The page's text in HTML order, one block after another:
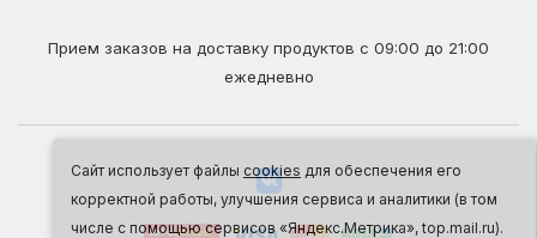
Сайт использует файлы cookies для обеспечения его
корректной работы, улучшения сервиса и аналитики (в том
числе с помощью сервисов «Яндекс.Метрика», top.mail.ru).
Прием заказов на доставку продуктов с 09:00 до 21:00
ежедневно